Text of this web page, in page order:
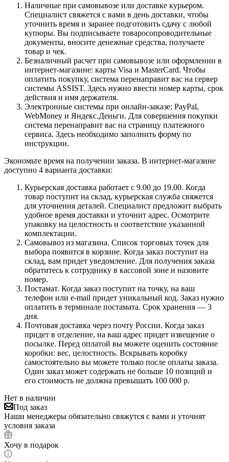
Наличные при самовывозе или доставке курьером.
Специалист свяжется с вами в день доставки, чтобы
уточнить время и заранее подготовить сдачу с любой
купюры. Вы подписываете товаросопроводительные
документы, вносите денежные средства, получаете
товар и чек.
Безналичный расчет при самовывозе или оформлении в
интернет-магазине: карты Visa и MasterCard. Чтобы
оплатить покупку, система перенаправит вас на сервер
системы ASSIST. Здесь нужно ввести номер карты, срок
действия и имя держателя.
Электронные системы при онлайн-заказе: PayPal,
WebMoney и Яндекс.Деньги. Для совершения покупки
система перенаправит вас на страницу платежного
сервиса. Здесь необходимо заполнить форму по
инструкции.
Экономьте время на получении заказа. В интернет-магазине
доступно 4 варианта доставки:
Курьерская доставка работает с 9.00 до 19.00. Когда
товар поступит на склад, курьерская служба свяжется
для уточнения деталей. Специалист предложит выбрать
удобное время доставки и уточнит адрес. Осмотрите
упаковку на целостность и соответствие указанной
комплектации.
Самовывоз из магазина. Список торговых точек для
выбора появится в корзине. Когда заказ поступит на
склад, вам придет уведомление. Для получения заказа
обратитесь к сотруднику в кассовой зоне и назовите
номер.
Постамат. Когда заказ поступит на точку, на ваш
телефон или e-mail придет уникальный код. Заказ нужно
оплатить в терминале постамата. Срок хранения — 3
дня.
Почтовая доставка через почту России. Когда заказ
придет в отделение, на ваш адрес придет извещение о
посылке. Перед оплатой вы можете оценить состояние
коробки: вес, целостность. Вскрывать коробку
самостоятельно вы можете только после оплаты заказа.
Один заказ может содержать не больше 10 позиций и
его стоимость не должна превышать 100 000 р.
Нет в наличии
Под заказ
Наши менеджеры обязательно свяжутся с вами и уточнят
условия заказа
Хочу в подарок